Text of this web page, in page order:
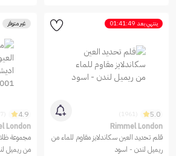
ينتهي بعد 01:41:49
5.0
Rimmel London
قلم تحديد العين سكاندلايز مقاوم للماء من
ريميل لندن - اسود
غير متوفر
4.9
London
مجموعة
من ريميل